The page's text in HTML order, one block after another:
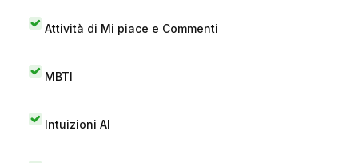
Attività di Mi piace e Commenti
MBTI
Intuizioni AI